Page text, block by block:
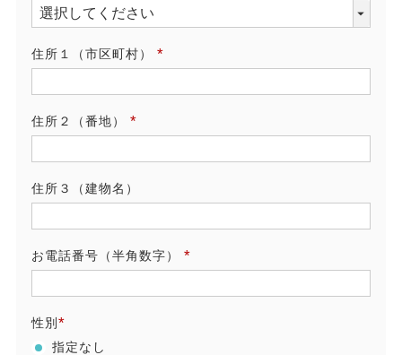
(必
須)
住所１（市区町村）
須)
住所２（番地）
須)
住所３（建物名）
お電話番号（半角数字）
須)
性別
(必
指定なし